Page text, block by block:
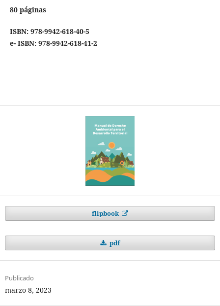
80 páginas
ISBN: 978-9942-618-40-5
e- ISBN: 978-9942-618-41-2
flipbook
pdf
Publicado
marzo 8, 2023